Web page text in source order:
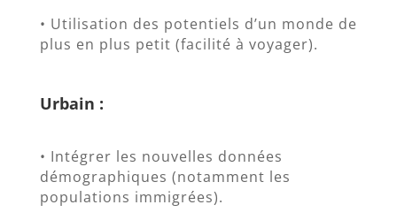
• Utilisation des potentiels d’un monde de
plus en plus petit (facilité à voyager).
Urbain :
• Intégrer les nouvelles données
démographiques (notamment les
populations immigrées).